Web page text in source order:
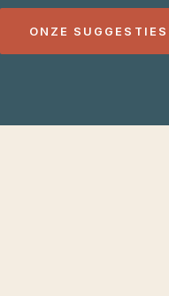
ONZE SUGGESTIES